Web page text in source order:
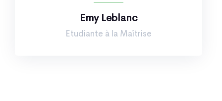
Emy Leblanc
Etudiante à la Maîtrise